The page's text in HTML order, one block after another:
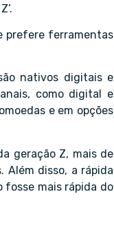
prefere ferramentas
nativos digitais e
como digital e
e em opções
geração Z, mais de
Além disso, a rápida
fosse mais rápida do